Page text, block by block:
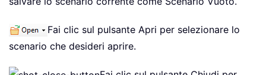
Fai clic sul pulsante Apri per selezionare lo
scenario che desideri aprire.